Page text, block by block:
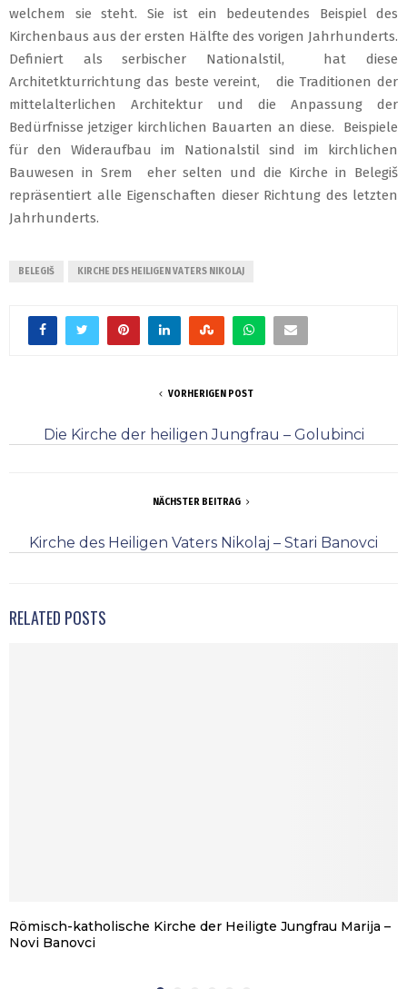
welchem sie steht. Sie ist ein bedeutendes Beispiel des
Kirchenbaus aus der ersten Hälfte des vorigen Jahrhunderts.
Definiert als serbischer Nationalstil, hat diese
Architetkturrichtung das beste vereint, die Traditionen der
mittelalterlichen Architektur und die Anpassung der
Bedürfnisse jetziger kirchlichen Bauarten an diese. Beispiele
für den Wideraufbau im Nationalstil sind im kirchlichen
Bauwesen in Srem eher selten und die Kirche in Belegiš
repräsentiert alle Eigenschaften dieser Richtung des letzten
Jahrhunderts.
BELEGIŠ KIRCHE DES HEILIGEN VATERS NIKOLAJ
VORHERIGEN POST
Die Kirche der heiligen Jungfrau – Golubinci
NÄCHSTER BEITRAG
Kirche des Heiligen Vaters Nikolaj – Stari Banovci
RELATED POSTS
Römisch-katholische Kirche der Heiligte Jungfrau Marija –
Novi Banovci